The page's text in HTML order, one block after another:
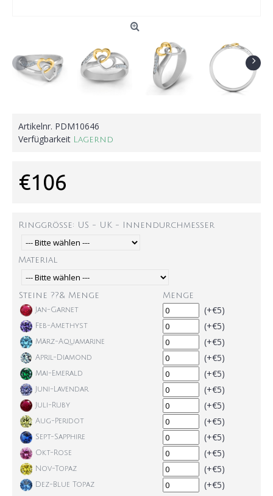
Artikelnr. PDM10646
Verfügbarkeit
Lagernd
€106
Ringgröße: US - UK - Innendurchmesser
Material
Steine ??& Menge Menge
Jan-Garnet (+€5)
Feb-Amethyst (+€5)
März-Aquamarine (+€5)
April-Diamond (+€5)
Mai-Emerald (+€5)
Juni-Lavendar (+€5)
Juli-Ruby (+€5)
Aug-Peridot (+€5)
Sept-Sapphire (+€5)
Okt-Rose (+€5)
Nov-Topaz (+€5)
Dez-Blue Topaz (+€5)